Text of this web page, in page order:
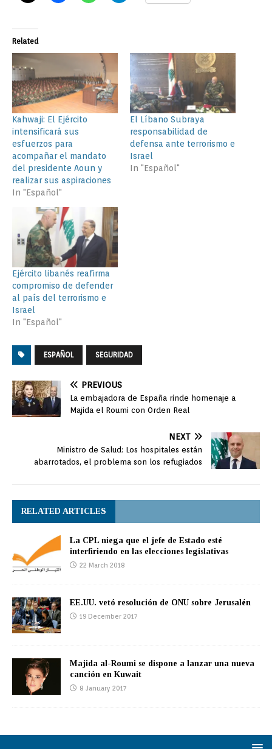
Related
Kahwaji: El Ejército
intensificará sus
esfuerzos para
acompañar el mandato
del presidente Aoun y
realizar sus aspiraciones
In "Español"
El Líbano Subraya
responsabilidad de
defensa ante terrorismo e
Israel
In "Español"
Ejército libanés reafirma
compromiso de defender
al país del terrorismo e
Israel
In "Español"
ESPAÑOL SEGURIDAD
PREVIOUS
La embajadora de España rinde homenaje a
Majida el Roumi con Orden Real
NEXT
Ministro de Salud: Los hospitales están
abarrotados, el problema son los refugiados
RELATED ARTICLES
La CPL niega que el jefe de Estado esté
interfiriendo en las elecciones legislativas
22 March 2018
EE.UU. vetó resolución de ONU sobre Jerusalén
19 December 2017
Majida al-Roumi se dispone a lanzar una nueva
canción en Kuwait
8 January 2017